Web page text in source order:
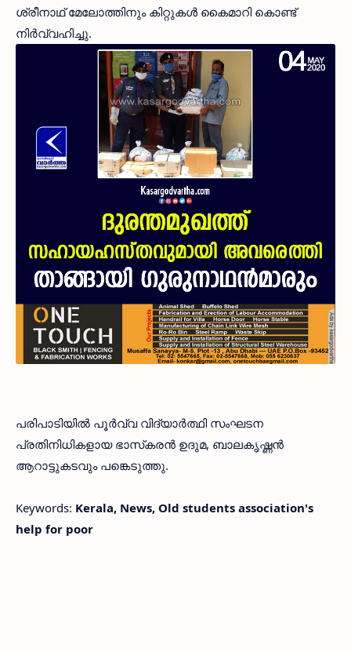
ശ്രീനാഥ് മേലോത്തിനും കിറ്റുകള്‍ കൈമാറി കൊണ്ട്
നിര്‍വ്വഹിച്ചു.
പരിപാടിയില്‍ പൂര്‍വ്വ വിദ്യാര്‍ത്ഥി സംഘടന
പ്രതിനിധികളായ ഭാസ്‌കരന്‍ ഉദുമ, ബാലകൃഷ്ണന്‍
ആറാട്ടുകടവും പങ്കെടുത്തു.
Keywords: Kerala, News, Old students association's
help for poor